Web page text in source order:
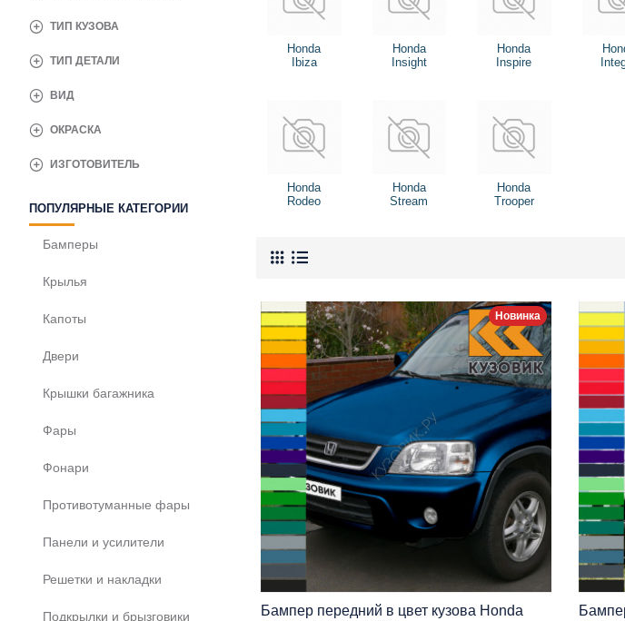
ВИД
ИЗГОТОВИТЕЛЬ
ОКРАСКА
ТИП ДЕТАЛИ
ТИП КУЗОВА
ПОПУЛЯРНЫЕ КАТЕГОРИИ
Бамперы
Крылья
Капоты
Двери
Крышки багажника
Фары
Фонари
Противотуманные фары
Панели и усилители
Решетки и накладки
Подкрылки и брызговики
Honda
Ibiza
Honda
Insight
Honda
Inspire
Honda
Rodeo
Honda
Stream
Honda
Trooper
Новинка
Бампер передний в цвет кузова Honda